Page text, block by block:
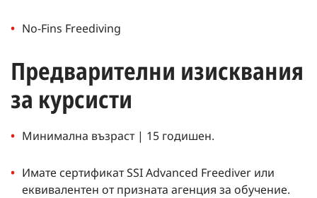
No-Fins Freediving
Предварителни изисквания
за курсисти
Минимална възраст | 15 годишен.
Имате сертификат SSI Advanced Freediver или
еквивалентен от призната агенция за обучение.